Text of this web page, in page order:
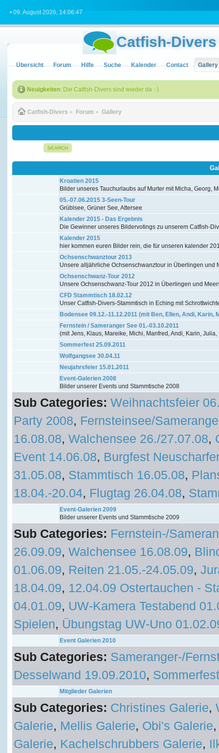
• 09. August 2026, 14:06:47
Catfish-Divers
Übersicht Forum Hilfe Suche Kalender Contact Gallery
Neuigkeiten: Die Catfish-Divers sind wieder da :-)
Catfish-Divers » Forum » Gallery
SEARCH
Kroatien 2015
Bilder unseres Tauchurlaubs auf Murter mit Micha, Georg,
05.-07.06.2015 3-Seen-Tour
Grüblsee, Grüner See, Attersee
Kalender 2015 - Das Ergebnis
Die Gewinner unseres Bildervotings zu unserem Catfish-
Kalender 2015
hier kommen euren Bilder rein, die für unseren kalender
Ochsenschwanztour 2013
Unsere alljährliche Ochsenschwanztour in Überlingen und
Ochsenschwanz-Tour 2012
Unsere Ochsenschwanz-Tour 2012 in Überlingen und
CFD Stammtisch 18.02.12
Unser Catfish-Divers-Stammtisch in Eching mit
Bodensee 09.12.-11.12.2011 (mit Ben, Ellen, Andi, Karin,
Fernstein / Sameranger See 01.-03.10.2011
(mit Jens, Klaus, Mareike, Michi, Manfred, Andi, Karin,
Sommerfest 25.09.2011
Wolfgangsee 30.04.11
Neujahrsfeier 15.01.2011
Event-Galerien 2008
Bilder unserer Events und Stammtische 2008
Sub Categories: Weihnachtsfeier
Party 2008, Fernsteinsee/
16.08.08, Walchensee 26./27.07.08,
Event 14.06.08, Burgfest
31.05.08, Stammtisch 16.05.08,
18.04.-20.04, Flugtag 26.04.08,
Event-Galerien 2009
Bilder unserer Events und Stammtische 2009
Sub Categories: Fernstein-/
26.09.09, Walchensee 16.08.09,
01.06.09, Reiten 21.05.-24.05.09,
18.04.09, 12.04.09 Ostertauchen -
04.01.09, UW-Kamera Testabend
Spielen, Übungstag UW-Uno
Event Galerien 2010
Sub Categories: Sameranger-/
Desselwand 19.09.2010,
Mitglieder Galerien
Sub Categories: Christines Galerie,
Galerie, Mellis Galerie, Obi's Galerie
Galerie, Kachelschrubbers Galerie,